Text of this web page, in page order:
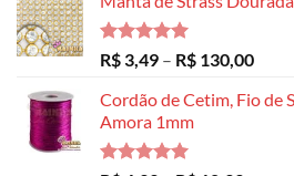
Avaliação
5.00
de 5
R$ 3,49 – R$ 130,00Faixa
Cordão de Cetim, Fio de
Amora 1mm